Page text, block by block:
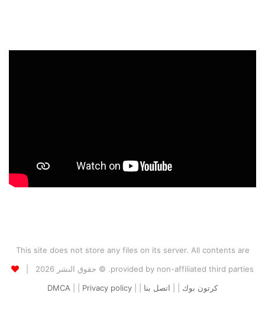
This site does not store any files on its server. All contents are
provided by non-affiliated third parties. © حقوق النشر 2026 |
كرتون بوك
اتصل بنا DMCA Privacy policy